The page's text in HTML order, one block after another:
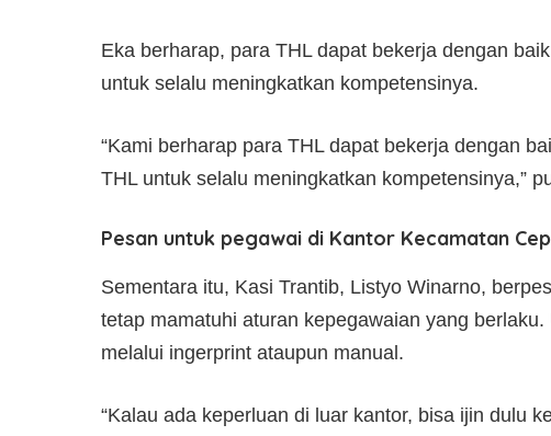
Eka berharap, para THL dapat bekerja dengan
untuk selalu meningkatkan kompetensinya.
“Kami berharap para THL dapat bekerja dengan
THL untuk selalu meningkatkan kompetensinya,”
Pesan untuk pegawai di Kantor Kecamatan
Sementara itu, Kasi Trantib, Listyo Winarno,
tetap mamatuhi aturan kepegawaian yang
melalui ingerprint ataupun manual.
“Kalau ada keperluan di luar kantor, bisa ijin dulu